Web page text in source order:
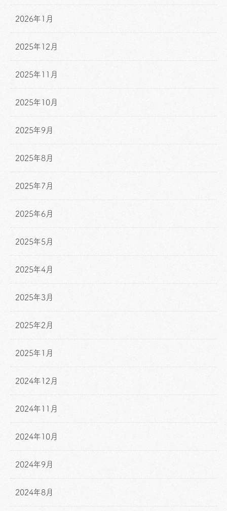
2026年1月
2025年12月
2025年11月
2025年10月
2025年9月
2025年8月
2025年7月
2025年6月
2025年5月
2025年4月
2025年3月
2025年2月
2025年1月
2024年12月
2024年11月
2024年10月
2024年9月
2024年8月